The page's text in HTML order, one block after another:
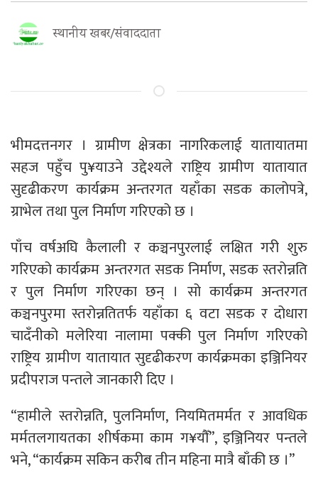
स्थानीय खबर/संवाददाता
भीमदत्तनगर । ग्रामीण क्षेत्रका नागरिकलाई यातायातमा
सहज पहुँच पु¥याउने उद्देश्यले राष्ट्रिय ग्रामीण यातायात
सुदृढीकरण कार्यक्रम अन्तरगत यहाँका सडक कालोपत्रे,
ग्राभेल तथा पुल निर्माण गरिएको छ ।
पाँच वर्षअघि कैलाली र कञ्चनपुरलाई लक्षित गरी शुरु
गरिएको कार्यक्रम अन्तरगत सडक निर्माण, सडक स्तरोन्नति
र पुल निर्माण गरिएका छन् । सो कार्यक्रम अन्तरगत
कञ्चनपुरमा स्तरोन्नतितर्फ यहाँका ६ वटा सडक र दोधारा
चादँनीको मलेरिया नालामा पक्की पुल निर्माण गरिएको
राष्ट्रिय ग्रामीण यातायात सुदृढीकरण कार्यक्रमका इञ्जिनियर
प्रदीपराज पन्तले जानकारी दिए ।
“हामीले स्तरोन्नति, पुलनिर्माण, नियमितमर्मत र आवधिक
मर्मतलगायतका शीर्षकमा काम ग¥यौँ”, इञ्जिनियर पन्तले
भने, “कार्यक्रम सकिन करीब तीन महिना मात्रै बाँकी छ ।”